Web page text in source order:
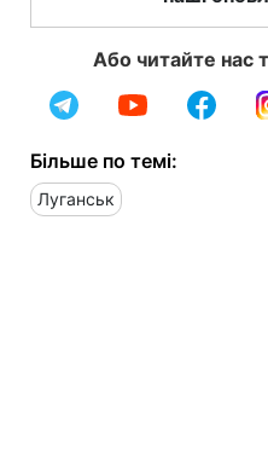
Або читайте нас
Більше по темі:
Луганськ